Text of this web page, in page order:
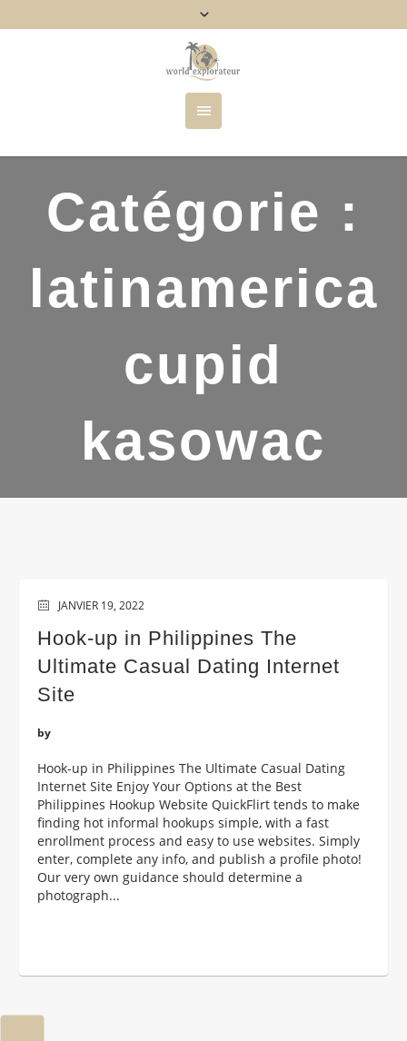
Catégorie :
latinamerica
cupid
kasowac
JANVIER 19, 2022
Hook-up in Philippines The
Ultimate Casual Dating Internet
Site
by
Hook-up in Philippines The Ultimate Casual Dating
Internet Site Enjoy Your Options at the Best
Philippines Hookup Website QuickFlirt tends to make
finding hot informal hookups simple, with a fast
enrollment process and easy to use websites. Simply
enter, complete any info, and publish a profile photo!
Our very own guidance should determine a
photograph...